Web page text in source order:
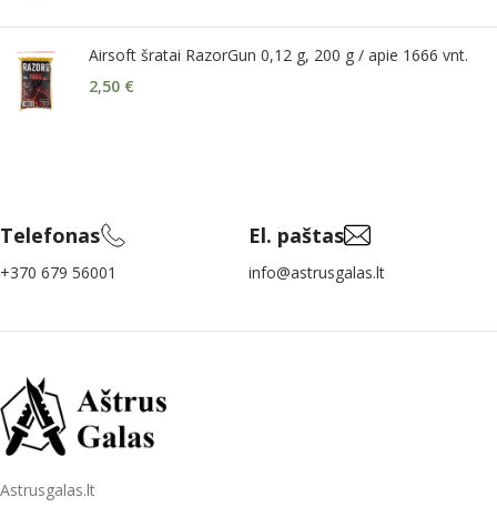
Airsoft šratai RazorGun 0,12 g, 200 g / apie 1666 vnt.
2,50 €
Telefonas
+370 679 56001
El. paštas
info@astrusgalas.lt
Astrusgalas.lt